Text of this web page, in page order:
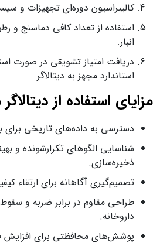
کالیبراسیون دوره‌ای تجهیزات و
استفاده از تعداد کافی دماسنج و
انبار.
دریافت امتیاز تشویقی در صورت
استاندارد مجهز به دیتالاگر
مزایای استفاده از دیتالاگر
دسترسی به داده‌های تاریخی برای
شناسایی الگوهای تکرارشونده و
ذخیره‌سازی.
تصمیم‌گیری آگاهانه برای ارتقاء
طراحی مقاوم در برابر ضربه و
داروخانه.
پوشش‌های محافظتی برای افزایش